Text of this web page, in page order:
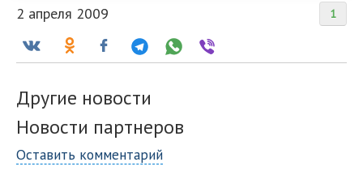
1
2 апреля 2009
Другие новости
Новости партнеров
Оставить комментарий